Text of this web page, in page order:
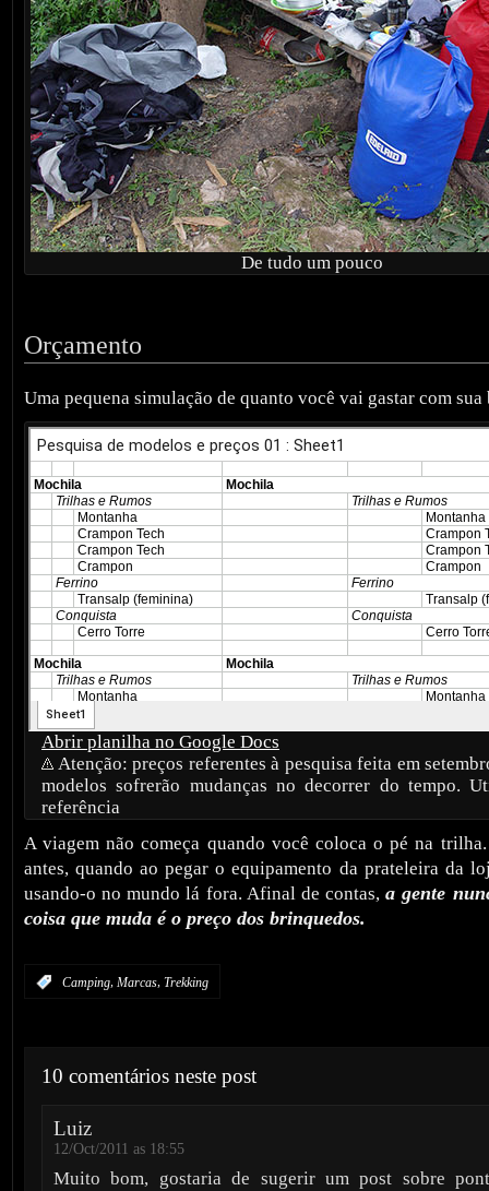
De tudo um pouco
Orçamento
Uma pequena simulação de quanto você vai gastar com
Abrir planilha no Google Docs
Atenção: preços referentes à pesquisa feita em
modelos sofrerão mudanças no decorrer do tempo.
referência
A viagem não começa quando você coloca o pé na
antes, quando ao pegar o equipamento da prateleira da
usando-o no mundo lá fora. Afinal de contas,a gente
coisa que muda é o preço dos brinquedos.
Camping, Marcas, Trekking
10 comentários neste post
Luiz
12/Oct/2011 as 18:55
Muito bom, gostaria de sugerir um post sobre